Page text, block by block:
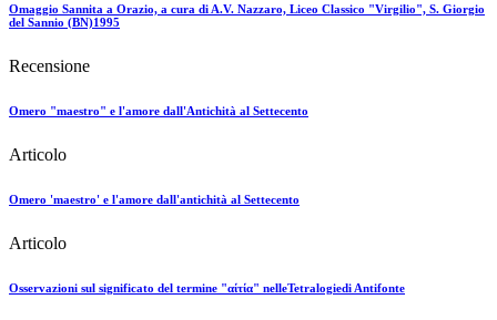
Omaggio Sannita a Orazio, a cura di A.V. Nazzaro, Liceo Classico "Virgilio", S. Giorgio
del Sannio (BN)1995
Recensione
Omero "maestro" e l'amore dall'Antichità al Settecento
Articolo
Omero 'maestro' e l'amore dall'antichità al Settecento
Articolo
Osservazioni sul significato del termine "αίτία" nelleTetralogiedi Antifonte